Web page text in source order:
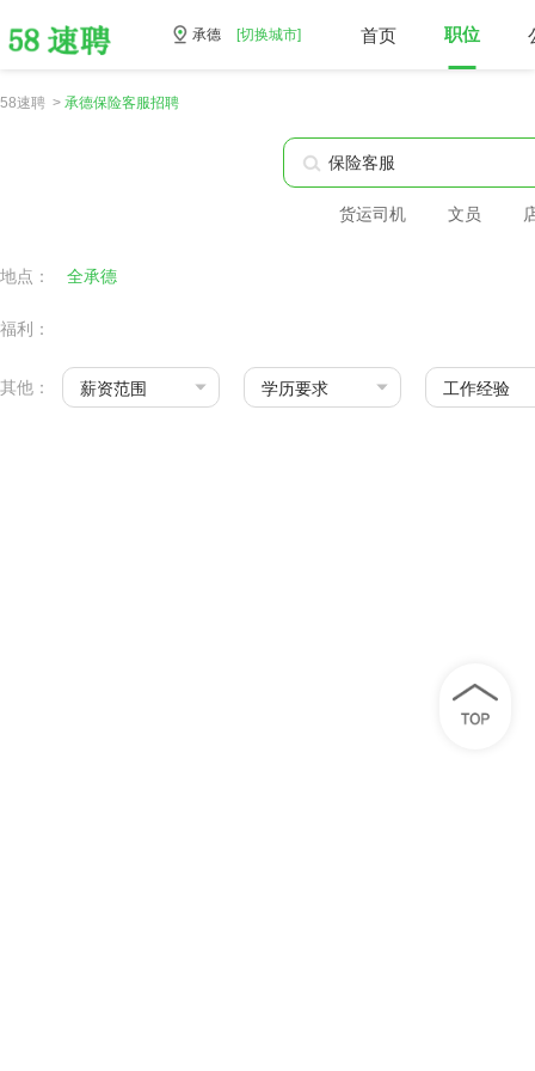
承德 [切换城市] 首页 职位
58速聘 > 承德保险客服招聘
货运司机 文员
地点： 全承德
福利：
其他： 薪资范围 学历要求 工作经验